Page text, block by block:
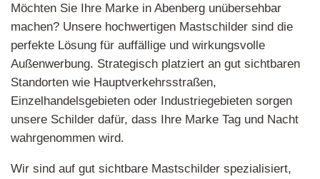
Möchten Sie Ihre Marke in Abenberg unübersehbar
machen? Unsere hochwertigen Mastschilder sind die
perfekte Lösung für auffällige und wirkungsvolle
Außenwerbung. Strategisch platziert an gut sichtbaren
Standorten wie Hauptverkehrsstraßen,
Einzelhandelsgebieten oder Industriegebieten sorgen
unsere Schilder dafür, dass Ihre Marke Tag und Nacht
wahrgenommen wird.
Wir sind auf gut sichtbare Mastschilder spezialisiert,